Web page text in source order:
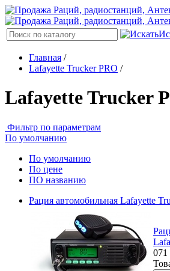
Главная /
Lafayette Trucker PRO /
Lafayette Trucker
Фильтр по параметрам
По умолчанию
По умолчанию
По цене
ПО названию
Рация автомобильная Lafayette
071